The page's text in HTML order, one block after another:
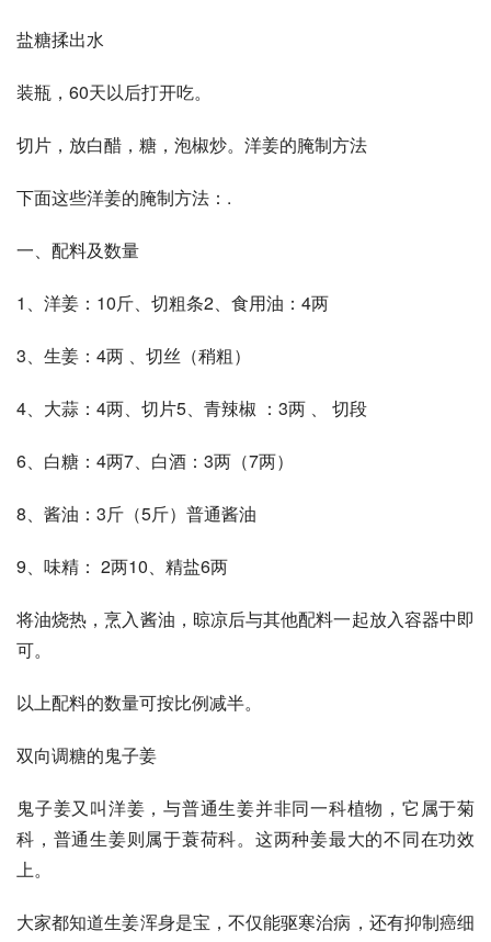
盐糖揉出水
装瓶，60天以后打开吃。
切片，放白醋，糖，泡椒炒。洋姜的腌制方法
下面这些洋姜的腌制方法：.
一、配料及数量
1、洋姜：10斤、切粗条2、食用油：4两
3、生姜：4两 、切丝（稍粗）
4、大蒜：4两、切片5、青辣椒 ：3两 、 切段
6、白糖：4两7、白酒：3两（7两）
8、酱油：3斤（5斤）普通酱油
9、味精： 2两10、精盐6两
将油烧热，烹入酱油，晾凉后与其他配料一起放入容器中即
可。
以上配料的数量可按比例减半。
双向调糖的鬼子姜
鬼子姜又叫洋姜，与普通生姜并非同一科植物，它属于菊
科，普通生姜则属于蓑荷科。这两种姜最大的不同在功效
上。
大家都知道生姜浑身是宝，不仅能驱寒治病，还有抑制癌细